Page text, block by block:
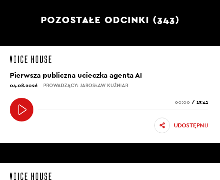
POZOSTAŁE ODCINKI (343)
Pierwsza publiczna ucieczka agenta AI
04.08.2026 PROWADZĄCY: JAROSŁAW KUŹNIAR
00:00 / 13:41
UDOSTĘPNIJ